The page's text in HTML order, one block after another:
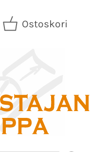
Ostoskori